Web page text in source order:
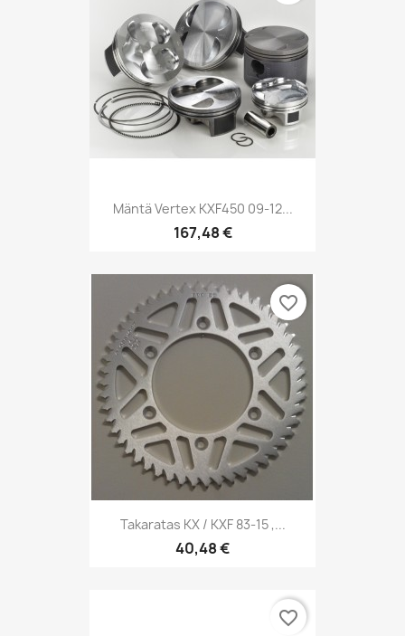
Mäntä Vertex KXF450 09-12...
167,48 €
Takaratas KX / KXF 83-15 ,...
40,48 €
favorite_border
favorite_border